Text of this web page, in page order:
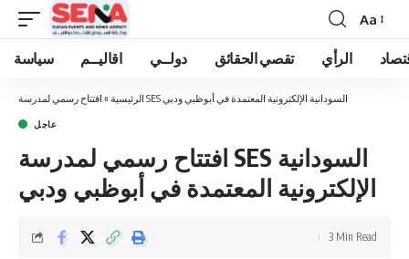
Font
Resizer
Aa
سياسة اقاليــم دولــي تقصي الحقائق الرأي
الرئيسية » افتتاح رسمي لمدرسة SES السودانية الإلكترونية المعتمدة في أبوظبي ودبي
عاجل
افتتاح رسمي لمدرسة SES السودانية
الإلكترونية المعتمدة في أبوظبي ودبي
3 Min Read